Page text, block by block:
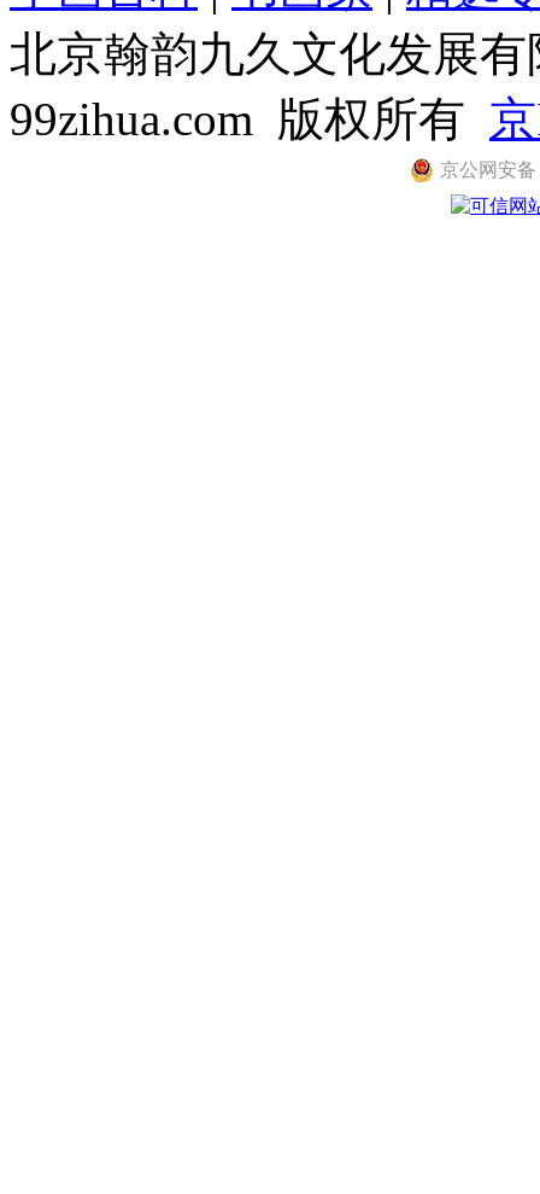
北京翰韵九久文化发展
99zihua.com 版权所有
京公网安备